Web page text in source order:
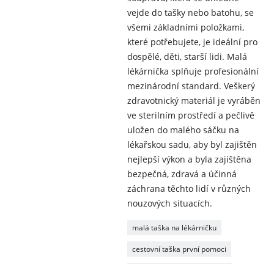
vejde do tašky nebo batohu, se
všemi základními položkami,
které potřebujete, je ideální pro
dospělé, děti, starší lidi. Malá
lékárnička splňuje profesionální
mezinárodní standard. Veškerý
zdravotnický materiál je vyráběn
ve sterilním prostředí a pečlivě
uložen do malého sáčku na
lékařskou sadu, aby byl zajištěn
nejlepší výkon a byla zajištěna
bezpečná, zdravá a účinná
záchrana těchto lidí v různých
nouzových situacích.
malá taška na lékárničku
cestovní taška první pomoci